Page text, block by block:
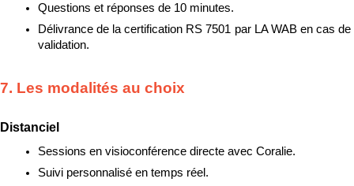
Questions et réponses de 10 minutes.
Délivrance de la certification RS 7501 par LA WAB en cas de
validation.
7. Les modalités au choix
Distanciel
Sessions en visioconférence directe avec Coralie.
Suivi personnalisé en temps réel.